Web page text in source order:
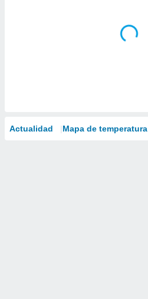
Actualidad Mapa de temperatura